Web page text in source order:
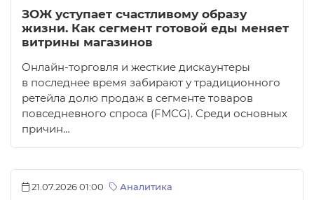
ЗОЖ уступает счастливому образу
жизни. Как сегмент готовой еды меняет
витрины магазинов
Онлайн-торговля и жесткие дискаунтеры
в последнее время забирают у традиционного
ретейла долю продаж в сегменте товаров
повседневного спроса (FMCG). Среди основных
причин…
21.07.2026 01:00 Аналитика